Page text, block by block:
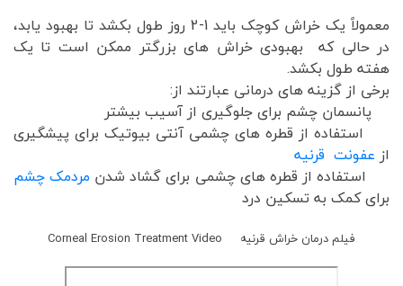
معمولاً یک خراش کوچک باید 1-2 روز طول بکشد تا بهبود یابد،
در حالی که بهبودی خراش های بزرگتر ممکن است تا یک
هفته طول بکشد.
برخی از گزینه های درمانی عبارتند از:
پانسمان چشم برای جلوگیری از آسیب بیشتر
استفاده از قطره های چشمی آنتی بیوتیک برای پیشگیری
از عفونت قرنیه
استفاده از قطره های چشمی برای گشاد شدن مردمک چشم
برای کمک به تسکین درد
فیلم درمان خراش قرنیه Corneal Erosion Treatment Video